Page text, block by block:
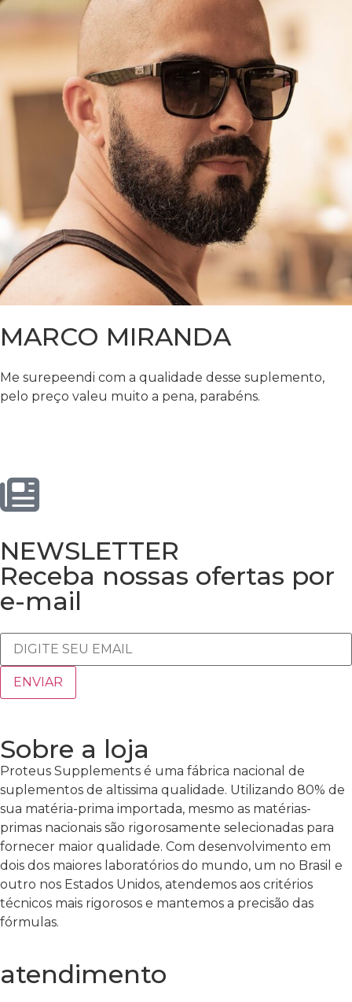
MARCO MIRANDA
Me surepeendi com a qualidade desse suplemento,
pelo preço valeu muito a pena, parabéns.
NEWSLETTER
Receba nossas ofertas por
e-mail
Sobre a loja
Proteus Supplements é uma fábrica nacional de
suplementos de altissima qualidade. Utilizando 80% de
sua matéria-prima importada, mesmo as matérias-
primas nacionais são rigorosamente selecionadas para
fornecer maior qualidade. Com desenvolvimento em
dois dos maiores laboratórios do mundo, um no Brasil e
outro nos Estados Unidos, atendemos aos critérios
técnicos mais rigorosos e mantemos a precisão das
fórmulas.
atendimento